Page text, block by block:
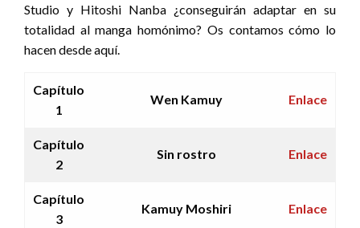
Studio y Hitoshi Nanba ¿conseguirán adaptar en su
totalidad al manga homónimo? Os contamos cómo lo
hacen desde aquí.
Capítulo
1
Wen Kamuy Enlace
Capítulo
2
Sin rostro Enlace
Capítulo
3
Kamuy Moshiri Enlace